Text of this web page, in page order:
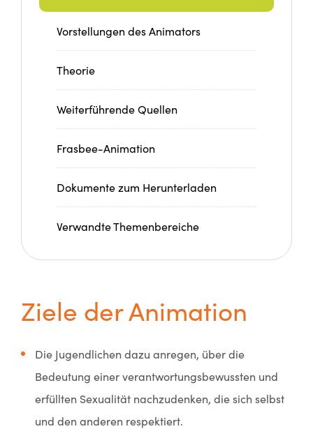
Vorstellungen des Animators
Theorie
Weiterführende Quellen
Frasbee-Animation
Dokumente zum Herunterladen
Verwandte Themenbereiche
Ziele der Animation
Die Jugendlichen dazu anregen, über die
Bedeutung einer verantwortungsbewussten und
erfüllten Sexualität nachzudenken, die sich selbst
und den anderen respektiert.